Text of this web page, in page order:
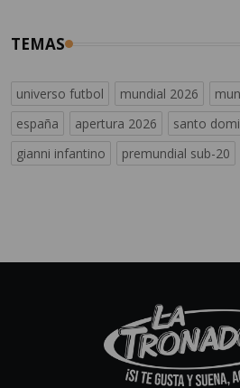
TEMAS
universo futbol mundial 2026
españa
apertura 2026 santo
gianni infantino
premundial sub-20